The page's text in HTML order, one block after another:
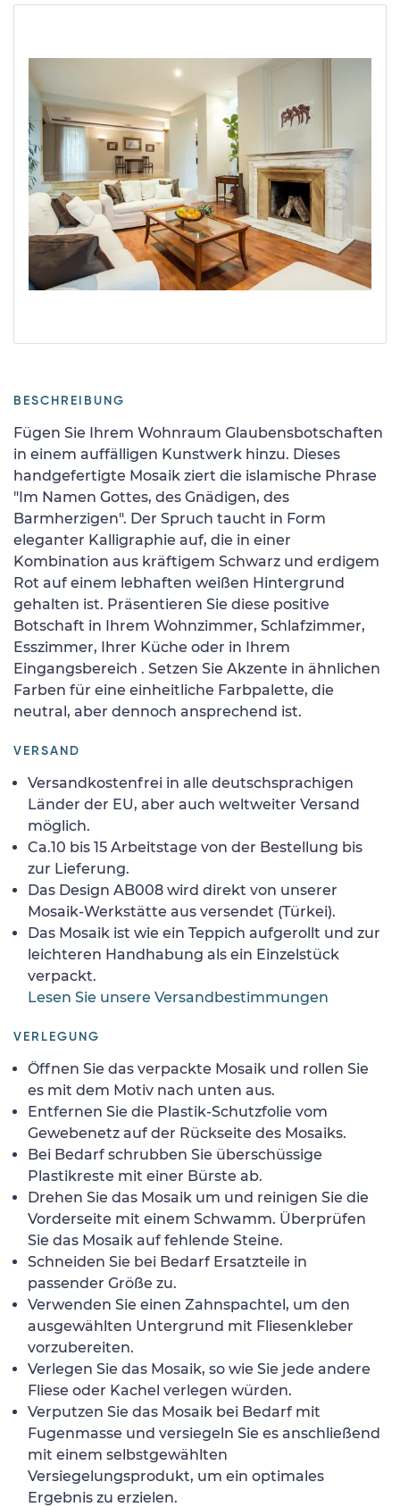
BESCHREIBUNG
Fügen Sie Ihrem Wohnraum Glaubensbotschaften
in einem auffälligen Kunstwerk hinzu. Dieses
handgefertigte Mosaik ziert die islamische Phrase
"Im Namen Gottes, des Gnädigen, des
Barmherzigen". Der Spruch taucht in Form
eleganter Kalligraphie auf, die in einer
Kombination aus kräftigem Schwarz und erdigem
Rot auf einem lebhaften weißen Hintergrund
gehalten ist. Präsentieren Sie diese positive
Botschaft in Ihrem Wohnzimmer, Schlafzimmer,
Esszimmer, Ihrer Küche oder in Ihrem
Eingangsbereich . Setzen Sie Akzente in ähnlichen
Farben für eine einheitliche Farbpalette, die
neutral, aber dennoch ansprechend ist.
VERSAND
Versandkostenfrei in alle deutschsprachigen
Länder der EU, aber auch weltweiter Versand
möglich.
Ca.10 bis 15 Arbeitstage von der Bestellung bis
zur Lieferung.
Das Design AB008 wird direkt von unserer
Mosaik-Werkstätte aus versendet (Türkei).
Das Mosaik ist wie ein Teppich aufgerollt und zur
leichteren Handhabung als ein Einzelstück
verpackt.
Lesen Sie unsere Versandbestimmungen
VERLEGUNG
Öffnen Sie das verpackte Mosaik und rollen Sie
es mit dem Motiv nach unten aus.
Entfernen Sie die Plastik-Schutzfolie vom
Gewebenetz auf der Rückseite des Mosaiks.
Bei Bedarf schrubben Sie überschüssige
Plastikreste mit einer Bürste ab.
Drehen Sie das Mosaik um und reinigen Sie die
Vorderseite mit einem Schwamm. Überprüfen
Sie das Mosaik auf fehlende Steine.
Schneiden Sie bei Bedarf Ersatzteile in
passender Größe zu.
Verwenden Sie einen Zahnspachtel, um den
ausgewählten Untergrund mit Fliesenkleber
vorzubereiten.
Verlegen Sie das Mosaik, so wie Sie jede andere
Fliese oder Kachel verlegen würden.
Verputzen Sie das Mosaik bei Bedarf mit
Fugenmasse und versiegeln Sie es anschließend
mit einem selbstgewählten
Versiegelungsprodukt, um ein optimales
Ergebnis zu erzielen.